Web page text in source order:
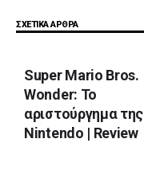
ΣΧΕΤΙΚΑ ΑΡΘΡΑ
Super Mario Bros.
Wonder: Το
αριστούργημα της
Nintendo | Review